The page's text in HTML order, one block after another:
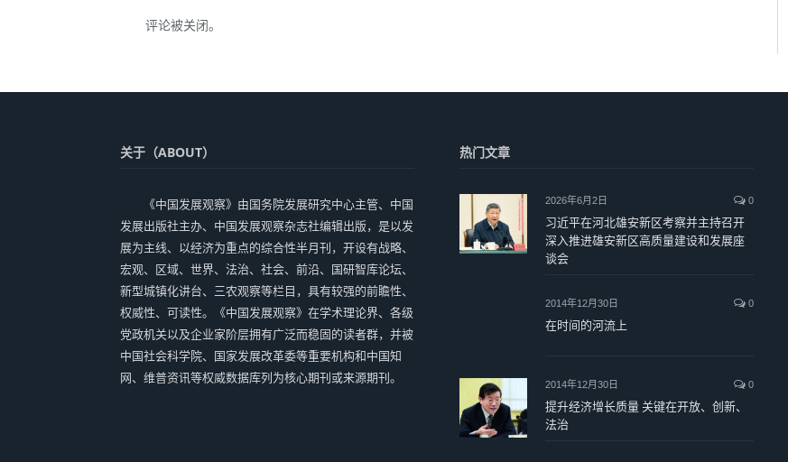
评论被关闭。
关于（ABOUT）
《中国发展观察》由国务院发展研究中心主管、中国
发展出版社主办、中国发展观察杂志社编辑出版，是以发
展为主线、以经济为重点的综合性半月刊，开设有战略、
宏观、区域、世界、法治、社会、前沿、国研智库论坛、
新型城镇化讲台、三农观察等栏目，具有较强的前瞻性、
权威性、可读性。《中国发展观察》在学术理论界、各级
党政机关以及企业家阶层拥有广泛而稳固的读者群，并被
中国社会科学院、国家发展改革委等重要机构和中国知
网、维普资讯等权威数据库列为核心期刊或来源期刊。
热门文章
2026年6月2日 0
习近平在河北雄安新区考察并主持召开
深入推进雄安新区高质量建设和发展座
谈会
2014年12月30日 0
在时间的河流上
2014年12月30日 0
提升经济增长质量 关键在开放、创新、
法治